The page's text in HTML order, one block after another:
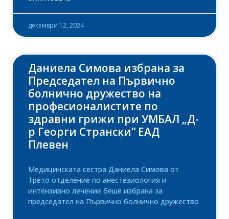
декември 12, 2024
Даниела Симова избрана за
Председател на Първично
болнично дружество на
професионалистите по
здравни грижи при УМБАЛ „Д-
р Георги Странски“ ЕАД
Плевен
Медицинската сестра Даниела Симова от
Трето отделение по анестезиология и
интензивно лечение беше избрана за
председател на Първично болнично дружество